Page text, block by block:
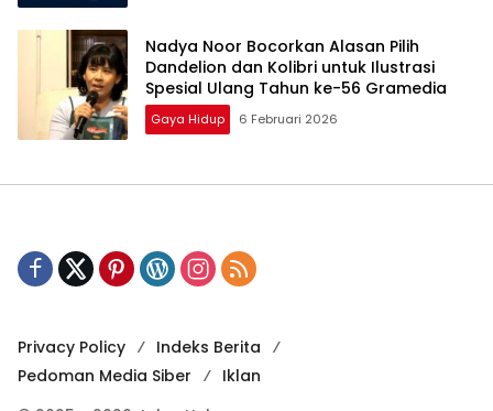
Nadya Noor Bocorkan Alasan Pilih
Dandelion dan Kolibri untuk Ilustrasi
Spesial Ulang Tahun ke-56 Gramedia
Gaya Hidup 6 Februari 2026
Privacy Policy
Indeks Berita
Pedoman Media Siber
Iklan